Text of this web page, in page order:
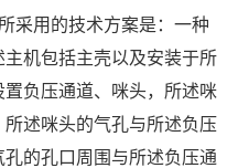
采用的技术方案是：一种
机包括主壳以及安装于所
负压通道、咪头，所述咪
述咪头的气孔与所述负压
的孔口周围与所述负压通